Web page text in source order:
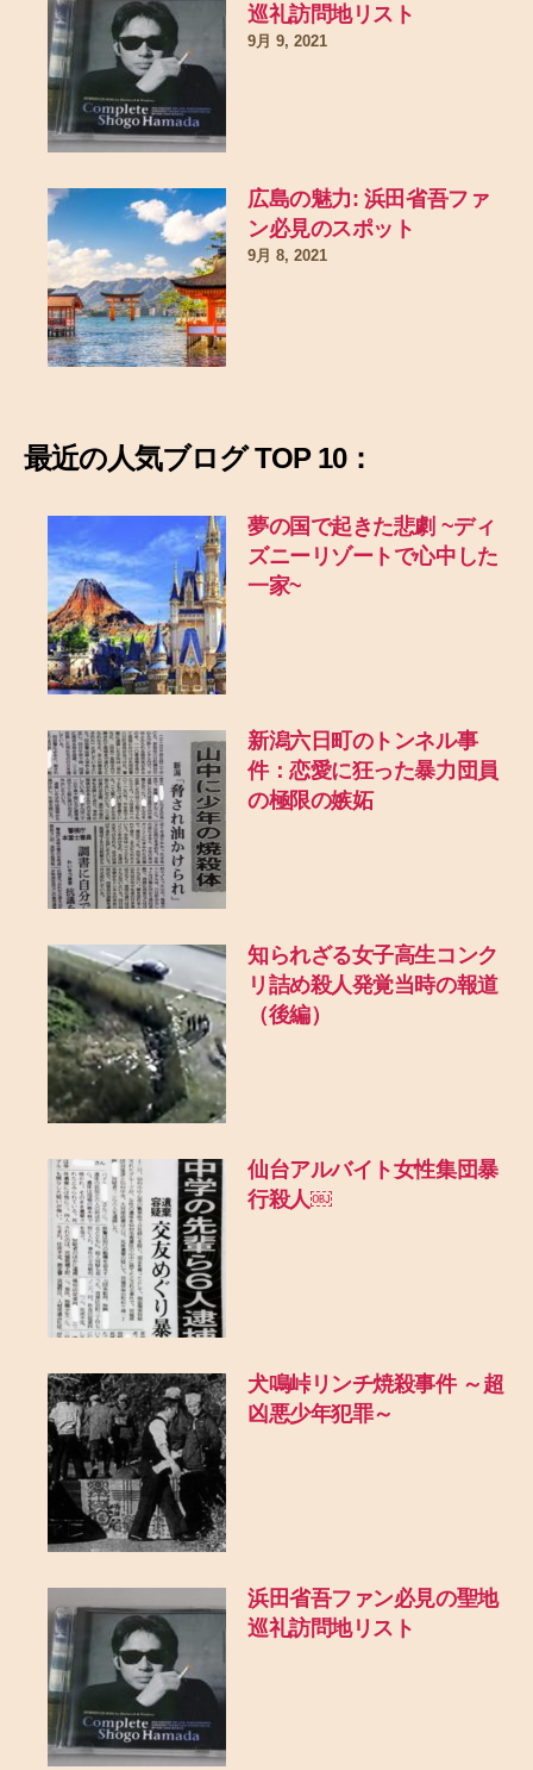
巡礼訪問地リスト
9月 9, 2021
広島の魅力: 浜田省吾ファ
ン必見のスポット
9月 8, 2021
最近の人気ブログ TOP 10：
夢の国で起きた悲劇 ~ディ
ズニーリゾートで心中した
一家~
新潟六日町のトンネル事
件：恋愛に狂った暴力団員
の極限の嫉妬
知られざる女子高生コンク
リ詰め殺人発覚当時の報道
（後編）
仙台アルバイト女性集団暴
行殺人￼
犬鳴峠リンチ焼殺事件 ～超
凶悪少年犯罪～
浜田省吾ファン必見の聖地
巡礼訪問地リスト